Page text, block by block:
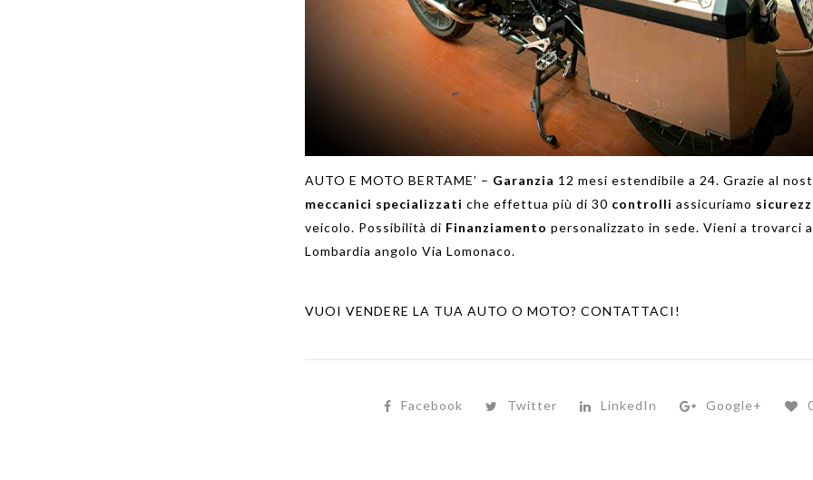
AUTO E MOTO BERTAME’ – Garanzia 12 mesi estendibile a 24. Grazie al
meccanici specializzatiche effettua più di 30 controlli assicuriamo
veicolo. Possibilità di Finanziamento personalizzato in sede. Vieni a trovarci
Lombardia angolo Via Lomonaco.
VUOI VENDERE LA TUA AUTO O MOTO? CONTATTACI!
Facebook Twitter LinkedIn Google+